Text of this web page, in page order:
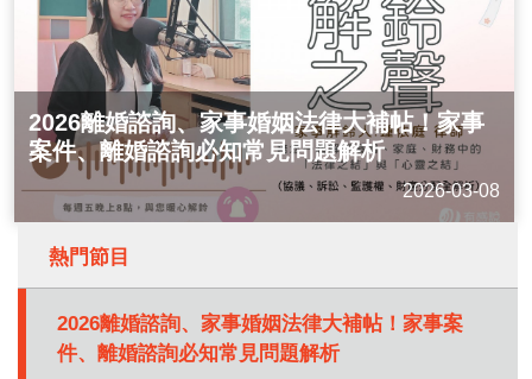
2026離婚諮詢、家事婚姻法律大補帖！家事
案件、離婚諮詢必知常見問題解析
2026-03-08
女王下班後｜用腦學療癒！幫助女性覺醒與
心靈療癒的Podcast
2026-06-08
室內設計不只是打造漂亮空間，設計該幫你
的是愛上生活！
2025-12-28
認識希塔療癒：打開內在天賦的關鍵鑰匙，
自我成長必聽的Podcast天賦之光！
2025-09-11
想要改善身心健康嗎？迎接妳的美麗人生，
請聽孫克嘉醫師的女子相談室
2025-05-05
熱門節目
2026離婚諮詢、家事婚姻法律大補帖！家事案
件、離婚諮詢必知常見問題解析